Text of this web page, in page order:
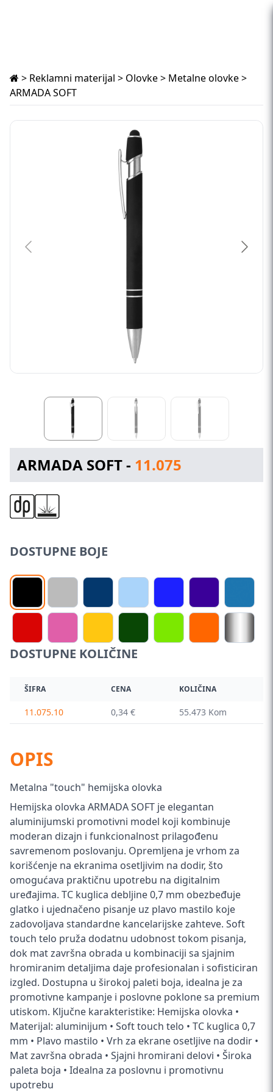
> Reklamni materijal > Olovke> Metalne olovke>
ARMADA SOFT
ARMADA SOFT - 11.075
DOSTUPNE BOJE
DOSTUPNE KOLIČINE
ŠIFRA CENA KOLIČINA
11.075.10 0,34 € 55.473 Kom
OPIS
Metalna "touch" hemijska olovka
Hemijska olovka ARMADA SOFT je elegantan
aluminijumski promotivni model koji kombinuje
moderan dizajn i funkcionalnost prilagođenu
savremenom poslovanju. Opremljena je vrhom za
korišćenje na ekranima osetljivim na dodir, što
omogućava praktičnu upotrebu na digitalnim
uređajima. TC kuglica debljine 0,7 mm obezbeđuje
glatko i ujednačeno pisanje uz plavo mastilo koje
zadovoljava standardne kancelarijske zahteve. Soft
touch telo pruža dodatnu udobnost tokom pisanja,
dok mat završna obrada u kombinaciji sa sjajnim
hromiranim detaljima daje profesionalan i sofisticiran
izgled. Dostupna u širokoj paleti boja, idealna je za
promotivne kampanje i poslovne poklone sa premium
utiskom. Ključne karakteristike: Hemijska olovka •
Materijal: aluminijum • Soft touch telo • TC kuglica 0,7
mm • Plavo mastilo • Vrh za ekrane osetljive na dodir •
Mat završna obrada • Sjajni hromirani delovi • Široka
paleta boja • Idealna za poslovnu i promotivnu
upotrebu